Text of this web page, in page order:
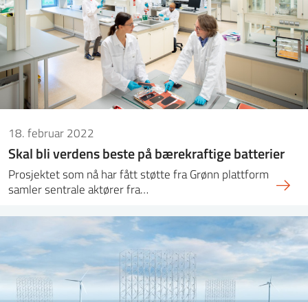
18. februar 2022
Skal bli verdens beste på bærekraftige batterier
Prosjektet som nå har fått støtte fra Grønn plattform
samler sentrale aktører fra…